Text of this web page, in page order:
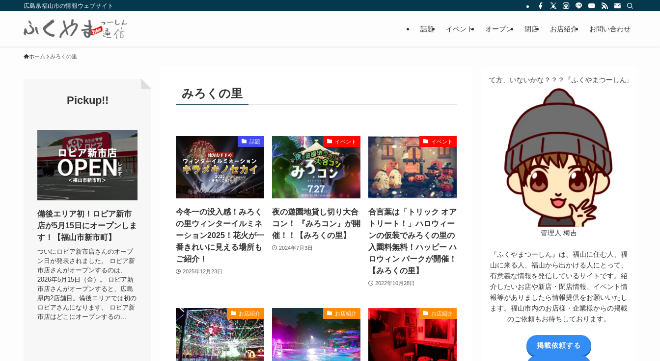
広島県福山市の情報ウェブサイト
話題 イベント オープン 閉店 お店紹介 お問い合わせ
ホーム みろくの里
みろくの里
話題
今冬一の没入感！みろく
の里ウィンターイルミネ
ーション2025！花火が一
番きれいに見える場所も
ご紹介！
2025年12月23日
イベント
夜の遊園地貸し切り大合
コン！ 『みろコン』が開
催！！【みろくの里】
2024年7月3日
イベント
合言葉は「トリック オア
トリート！」ハロウィー
ンの仮装でみろくの里の
入園料無料！ハッピー ハ
ロウィン パークが開催！
【みろくの里】
2022年10月28日
お店紹介 お店紹介 お店紹介
食べるの好き！写真や動画も撮るよ！って方、いないかな？？？『ふくやまつーしん』でちょっとしたバイト
管理人 梅吉
『ふくやまつーしん』は、福山に住む人、福
山に来る人、福山から出かける人にとって、
有意義な情報を発信しているサイトです。紹
介したいお店や新店・閉店情報、イベント情
報等がありましたら情報提供をお願いいたし
ます。福山市内のお店様・企業様からの掲載
のご依頼もお待ちしております。
掲載依頼する
Pickup!!
備後エリア初！ロピア新市
店が5月15日にオープンしま
す！【福山市新市町】
ついにロピア新市店さんのオープ
ン日が発表されました。 ロピア新
市店さんがオープンするのは、
2026年5月15日（金）。 ロピア新
市店さんがオープンすると、広島
県内2店舗目。備後エリアでは初の
ロピアさんになります。 ロピア新
市店はどこにオープンするの...